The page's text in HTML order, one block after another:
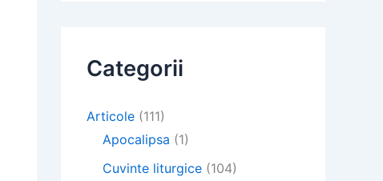
Categorii
Articole (111)
Apocalipsa (1)
Cuvinte liturgice (104)